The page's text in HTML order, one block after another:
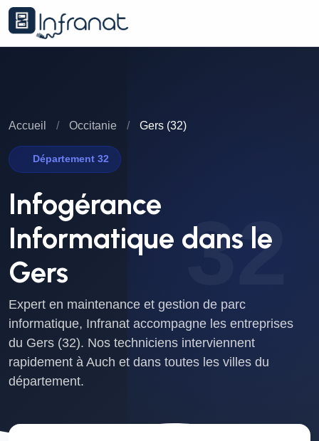
32
Accueil / Occitanie / Gers (32)
Département 32
Infogérance
Informatique dans le
Gers
Expert en maintenance et gestion de parc
informatique, Infranat accompagne les entreprises
du Gers (32). Nos techniciens interviennent
rapidement à Auch et dans toutes les villes du
département.